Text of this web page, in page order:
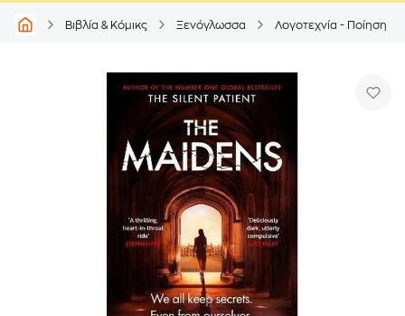
Βιβλία & Κόμικς Ξενόγλωσσα Λογοτεχνία - Ποίηση